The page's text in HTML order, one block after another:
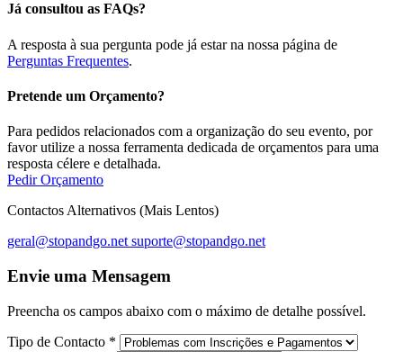
Já consultou as FAQs?
A resposta à sua pergunta pode já estar na nossa página de
Perguntas Frequentes.
Pretende um Orçamento?
Para pedidos relacionados com a organização do seu evento, por
favor utilize a nossa ferramenta dedicada de orçamentos para uma
resposta célere e detalhada.
Pedir Orçamento
Contactos Alternativos (Mais Lentos)
geral@stopandgo.net suporte@stopandgo.net
Envie uma Mensagem
Preencha os campos abaixo com o máximo de detalhe possível.
Tipo de Contacto *